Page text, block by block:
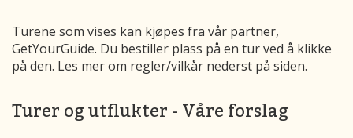
Turene som vises kan kjøpes fra vår partner,
GetYourGuide. Du bestiller plass på en tur ved å klikke
på den. Les mer om regler/vilkår nederst på siden.
Turer og utflukter - Våre forslag